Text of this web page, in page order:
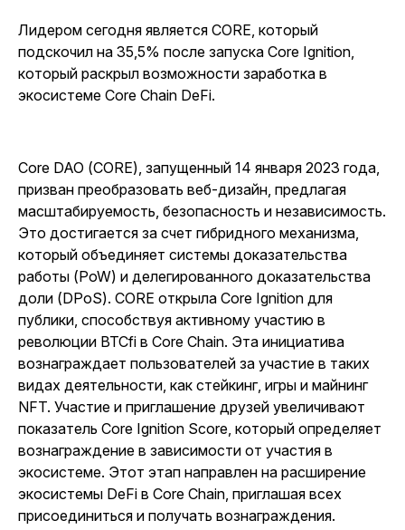
Лидером сегодня является CORE, который
подскочил на 35,5% после запуска Core Ignition,
который раскрыл возможности заработка в
экосистеме Core Chain DeFi.
Core DAO (CORE), запущенный 14 января 2023 года,
призван преобразовать веб-дизайн, предлагая
масштабируемость, безопасность и независимость.
Это достигается за счет гибридного механизма,
который объединяет системы доказательства
работы (PoW) и делегированного доказательства
доли (DPoS). CORE открыла Core Ignition для
публики, способствуя активному участию в
революции BTCfi в Core Chain. Эта инициатива
вознаграждает пользователей за участие в таких
видах деятельности, как стейкинг, игры и майнинг
NFT. Участие и приглашение друзей увеличивают
показатель Core Ignition Score, который определяет
вознаграждение в зависимости от участия в
экосистеме. Этот этап направлен на расширение
экосистемы DeFi в Core Chain, приглашая всех
присоединиться и получать вознаграждения.